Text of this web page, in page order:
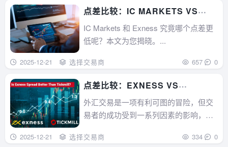
点差比较：IC MARKETS VS
EXNESS
IC Markets 和 Exness 究竟哪个点差更
低呢？本文为您揭晓。...
2025-12-21 选择交易商 657 0
点差比较：EXNESS VS
TICKMILL
外汇交易是一项有利可图的冒险，但交
易者的成功受到一系列因素的影响，其
除了选择能让交易者实施久经考验的盈
2025-12-21 选择交易商 334 0